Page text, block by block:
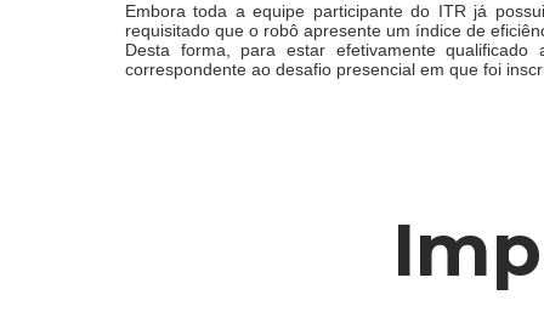
Embora toda a equipe participante do ITR já
requisitado que o robô apresente um índice de
Desta forma, para estar efetivamente
correspondente ao desafio presencial em que foi